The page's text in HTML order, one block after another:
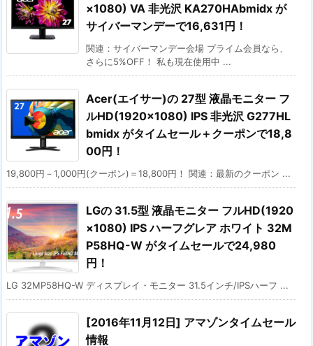
×1080) VA 非光沢 KA270HAbmidx が
サイバーマンデーで16,631円！
関連：サイバーマンデー会場 プライム会員なら、
さらに5%OFF！ 私も現在使用中 ...
Acer(エイサー)の 27型 液晶モニター フ
ルHD(1920×1080) IPS 非光沢 G277HL
bmidx がタイムセール＋クーポンで18,8
00円！
19,800円－1,000円(クーポン)＝18,800円！ 関連：最新のクーポン ...
LGの 31.5型 液晶モニター フルHD(1920
×1080) IPS ハーフグレア ホワイト 32M
P58HQ-W がタイムセールで24,980
円！
LG 32MP58HQ-W ディスプレイ・モニター 31.5インチ/IPSハーフ ...
[2016年11月12日] アマゾンタイムセール
情報